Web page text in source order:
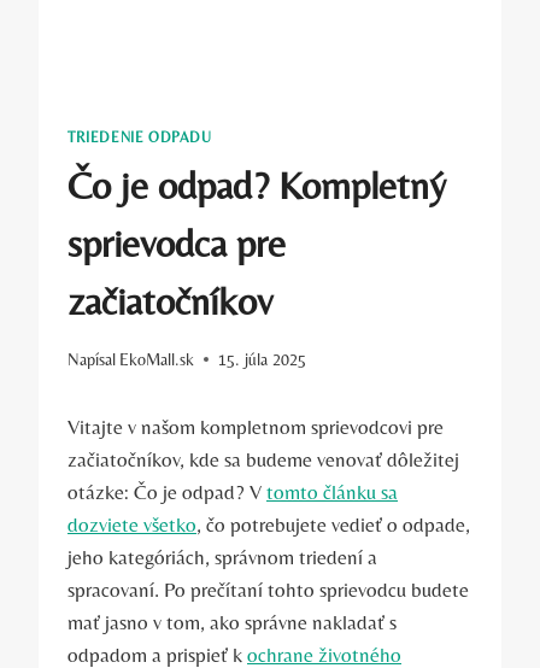
TRIEDENIE ODPADU
Čo je odpad? Kompletný
sprievodca pre
začiatočníkov
Napísal EkoMall.sk 15. júla 2025
Vitajte v našom kompletnom sprievodcovi pre
začiatočníkov, kde sa budeme venovať dôležitej
otázke: Čo je odpad? V tomto článku sa
dozviete všetko, čo potrebujete vedieť o odpade,
jeho kategóriách, správnom triedení a
spracovaní. Po prečítaní tohto sprievodcu budete
mať jasno v tom, ako správne nakladať s
odpadom a prispieť k ochrane životného